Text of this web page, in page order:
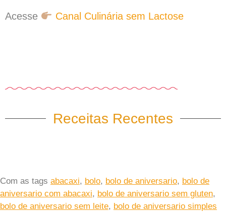
Acesse Canal Culinária sem Lactose
Receitas Recentes
Com as tags abacaxi, bolo, bolo de aniversario, bolo de
aniversario com abacaxi, bolo de aniversario sem gluten,
bolo de aniversario sem leite, bolo de aniversario simples